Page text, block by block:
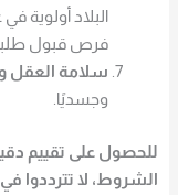
البلاد أولوية
فرص قبول
سلامة العقل
وجسديًا.
للحصول على تقييم
الشروط، لا تترددوا